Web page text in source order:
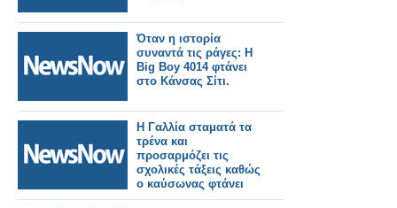
Όταν η ιστορία
συναντά τις ράγες: Η
Big Boy 4014 φτάνει
στο Κάνσας Σίτι.
Η Γαλλία σταματά τα
τρένα και
προσαρμόζει τις
σχολικές τάξεις καθώς
ο καύσωνας φτάνει
τους 40°C.